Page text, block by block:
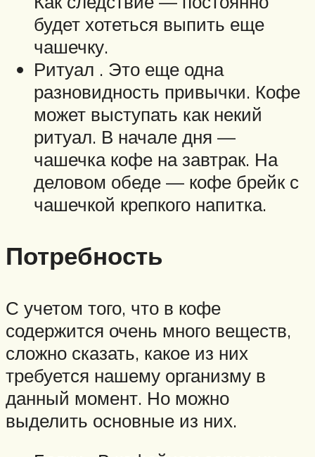
будет хотеться выпить еще
чашечку.
Ритуал . Это еще одна
разновидность привычки. Кофе
может выступать как некий
ритуал. В начале дня —
чашечка кофе на завтрак. На
деловом обеде — кофе брейк с
чашечкой крепкого напитка.
Потребность
С учетом того, что в кофе
содержится очень много веществ,
сложно сказать, какое из них
требуется нашему организму в
данный момент. Но можно
выделить основные из них.